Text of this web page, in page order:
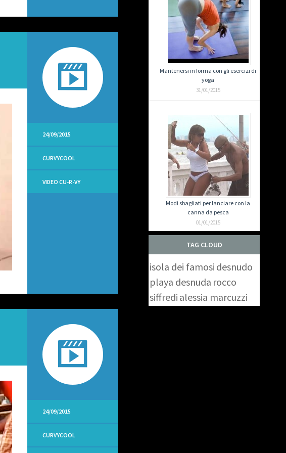
24/09/2015
CURVYCOOL
VIDEO CU-R-VY
24/09/2015
CURVYCOOL
Mantenersi in forma con gli esercizi di
yoga
31/01/2015
Modi sbagliati per lanciare con la
canna da pesca
01/01/2015
TAG CLOUD
isola dei famosi desnudo
playa desnuda rocco
siffredi alessia marcuzzi